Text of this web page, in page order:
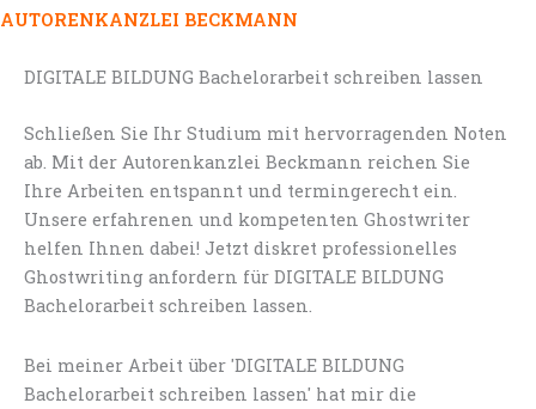
AUTORENKANZLEI BECKMANN
DIGITALE BILDUNG Bachelorarbeit schreiben lassen
Schließen Sie Ihr Studium mit hervorragenden Noten
ab. Mit der Autorenkanzlei Beckmann reichen Sie
Ihre Arbeiten entspannt und termingerecht ein.
Unsere erfahrenen und kompetenten Ghostwriter
helfen Ihnen dabei! Jetzt diskret professionelles
Ghostwriting anfordern für DIGITALE BILDUNG
Bachelorarbeit schreiben lassen.
Bei meiner Arbeit über 'DIGITALE BILDUNG
Bachelorarbeit schreiben lassen' hat mir die